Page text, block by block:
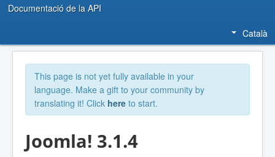
Documentació de la API
Català
This page is not yet fully available in your
language. Make a gift to your community by
translating it! Click here to start.
Joomla! 3.1.4